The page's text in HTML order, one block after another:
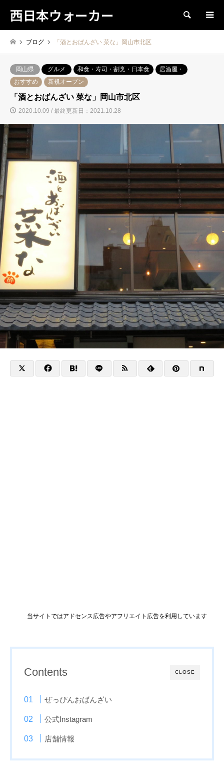
西日本ウォーカー 検索
ブログ 「酒とおばんざい 菜な」岡山市北区
岡山県 グルメ 和食・寿司・割烹・日本食
居酒屋・
おすすめ
新規オープン
「酒とおばんざい 菜な」岡山市北区
2020.10.09 / 最終更新日：2021.10.28
当サイトではアドセンス広告やアフリエイト広告を利用しています
CLOSE
Contents
ぜっぴんおばんざい
公式Instagram
店舗情報